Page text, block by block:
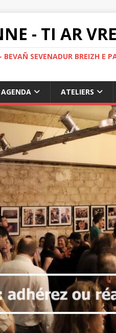
- TI AR
SEVENADUR BREIZH E
AGENDA ATELIERS